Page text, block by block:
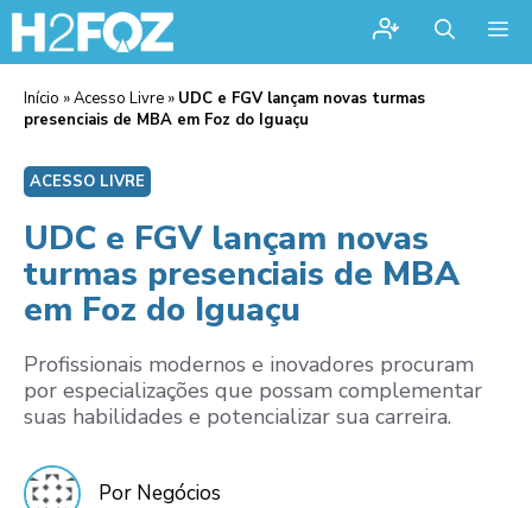
Início »Acesso Livre » UDC e FGV lançam novas turmas
presenciais de MBA em Foz do Iguaçu
ACESSO LIVRE
UDC e FGV lançam novas
turmas presenciais de MBA
em Foz do Iguaçu
Profissionais modernos e inovadores procuram
por especializações que possam complementar
suas habilidades e potencializar sua carreira.
Por Negócios